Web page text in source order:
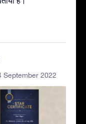
September 2022